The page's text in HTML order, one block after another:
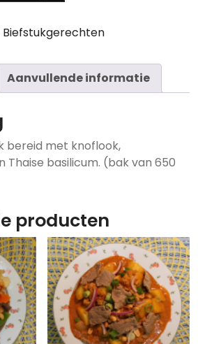
Biefstukgerechten
Aanvullende informatie
bereid met knoflook,
Thaise basilicum. (bak van 650
producten